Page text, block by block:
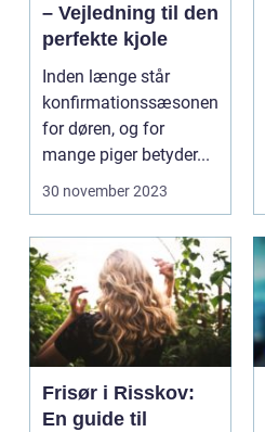
– Vejledning til den
perfekte kjole
Inden længe står
konfirmationssæsonen
for døren, og for
mange piger betyder...
30 november 2023
Frisør i Risskov:
En guide til